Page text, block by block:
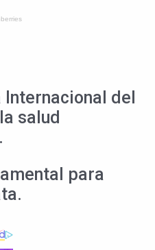
del
salud
para